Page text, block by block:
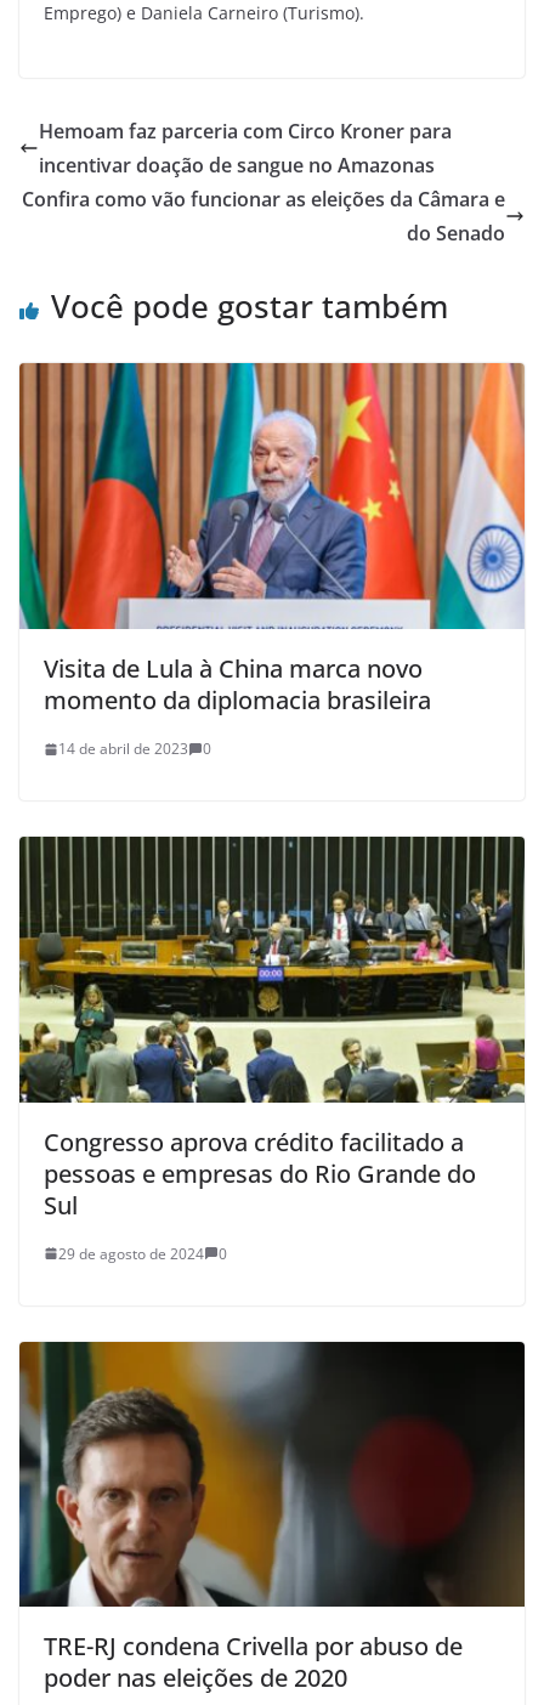
Emprego) e Daniela Carneiro (Turismo).
Hemoam faz parceria com Circo Kroner para
incentivar doação de sangue no Amazonas
Confira como vão funcionar as eleições da Câmara e
do Senado
Você pode gostar também
Visita de Lula à China marca novo
momento da diplomacia brasileira
14 de abril de 2023 0
Congresso aprova crédito facilitado a
pessoas e empresas do Rio Grande do
Sul
29 de agosto de 2024 0
TRE-RJ condena Crivella por abuso de
poder nas eleições de 2020